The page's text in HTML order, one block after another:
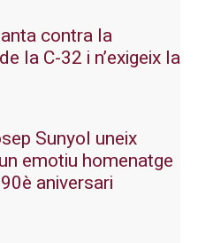
contra la
la C-32 i n’exigeix la
Sunyol uneix
emotiu homenatge
aniversari